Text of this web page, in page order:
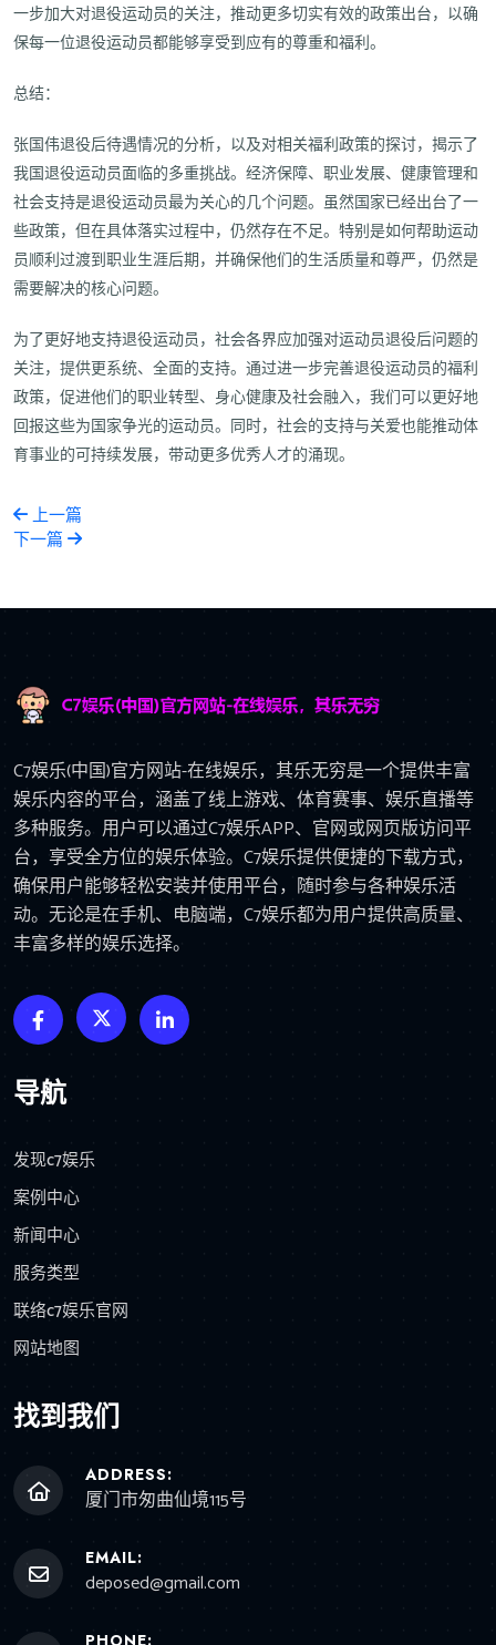
一步加大对退役运动员的关注，推动更多切实有效的政策出台，以确
保每一位退役运动员都能够享受到应有的尊重和福利。
总结：
张国伟退役后待遇情况的分析，以及对相关福利政策的探讨，揭示了
我国退役运动员面临的多重挑战。经济保障、职业发展、健康管理和
社会支持是退役运动员最为关心的几个问题。虽然国家已经出台了一
些政策，但在具体落实过程中，仍然存在不足。特别是如何帮助运动
员顺利过渡到职业生涯后期，并确保他们的生活质量和尊严，仍然是
需要解决的核心问题。
为了更好地支持退役运动员，社会各界应加强对运动员退役后问题的
关注，提供更系统、全面的支持。通过进一步完善退役运动员的福利
政策，促进他们的职业转型、身心健康及社会融入，我们可以更好地
回报这些为国家争光的运动员。同时，社会的支持与关爱也能推动体
育事业的可持续发展，带动更多优秀人才的涌现。
上一篇
下一篇
C7娱乐(中国)官方网站-在线娱乐，其乐无穷是一个提供丰富
娱乐内容的平台，涵盖了线上游戏、体育赛事、娱乐直播等
多种服务。用户可以通过C7娱乐APP、官网或网页版访问平
台，享受全方位的娱乐体验。C7娱乐提供便捷的下载方式，
确保用户能够轻松安装并使用平台，随时参与各种娱乐活
动。无论是在手机、电脑端，C7娱乐都为用户提供高质量、
丰富多样的娱乐选择。
导航
发现c7娱乐
案例中心
新闻中心
服务类型
联络c7娱乐官网
网站地图
找到我们
ADDRESS:
厦门市匆曲仙境115号
EMAIL:
deposed@gmail.com